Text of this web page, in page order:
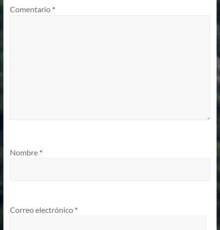
Comentario *
Nombre *
Correo electrónico *